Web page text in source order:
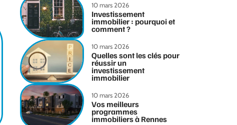
10 mars 2026
Investissement
immobilier : pourquoi et
comment ?
10 mars 2026
Quelles sont les clés pour
réussir un
investissement
immobilier
10 mars 2026
Vos meilleurs
programmes
immobiliers à Rennes